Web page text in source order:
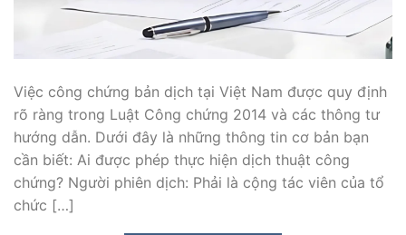
Việc công chứng bản dịch tại Việt Nam được quy định
rõ ràng trong Luật Công chứng 2014 và các thông tư
hướng dẫn. Dưới đây là những thông tin cơ bản bạn
cần biết: Ai được phép thực hiện dịch thuật công
chứng? Người phiên dịch: Phải là cộng tác viên của tổ
chức […]